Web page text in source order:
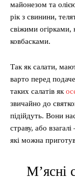
майонезом та
рік з свинини,
свіжими
ковбасками.
Так як салати,
варто перед
таких салатів як
звичайно до
підійдуть. Вони
страву, або
які можна
М’ясні